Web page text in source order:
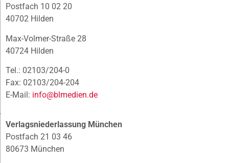
Postfach 10 02 20
40702 Hilden
Max-Volmer-Straße 28
40724 Hilden
Tel.: 02103/204-0
Fax: 02103/204-204
E-Mail: info@blmedien.de
Verlagsniederlassung München
Postfach 21 03 46
80673 München